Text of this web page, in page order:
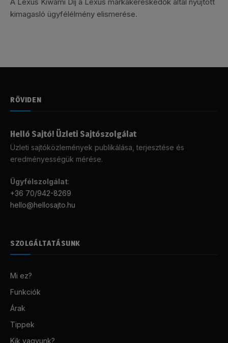
kimagasló ügyfélélmény elismerése.
RÖVIDEN
Helló Sajtó! Üzleti Sajtószolgálat
Üzleti sajtóközlemények publikálása, terjesztése és
eredményességük mérése.
Ügyfélszolgálat:
+36 70/942-8269
hello@hellosajto.hu
SZOLGÁLTATÁSUNK
Mi ez?
Funkciók
Árak
Tippek
Kik vagyunk?